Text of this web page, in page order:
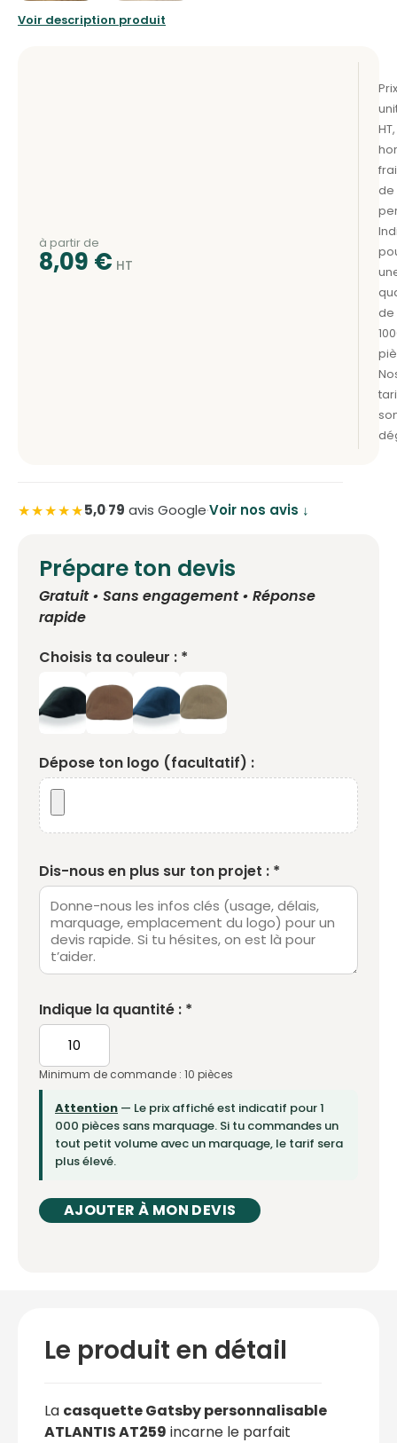
Voir description produit
à partir de
8,09 €
★★★★★5,0·79 avis Google·Voir nos avis ↓
Prépare ton devis
Gratuit • Sans engagement • Réponse
rapide
Choisis ta couleur : *
Dépose ton logo (facultatif) :
Dis-nous en plus sur ton projet : *
Indique la quantité : *
Minimum de commande : 10 pièces
Attention — Le prix affiché est indicatif pour 1
000 pièces sans marquage. Si tu commandes un
tout petit volume avec un marquage, le tarif sera
plus élevé.
AJOUTER À MON DEVIS
Le produit en détail
La casquette Gatsby personnalisable
ATLANTIS AT259 incarne le parfait